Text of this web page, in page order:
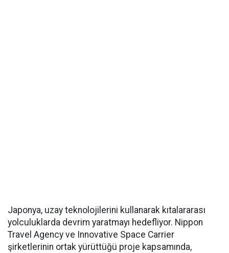
Japonya, uzay teknolojilerini kullanarak kıtalararası
yolculuklarda devrim yaratmayı hedefliyor. Nippon
Travel Agency ve Innovative Space Carrier
şirketlerinin ortak yürüttüğü proje kapsamında,